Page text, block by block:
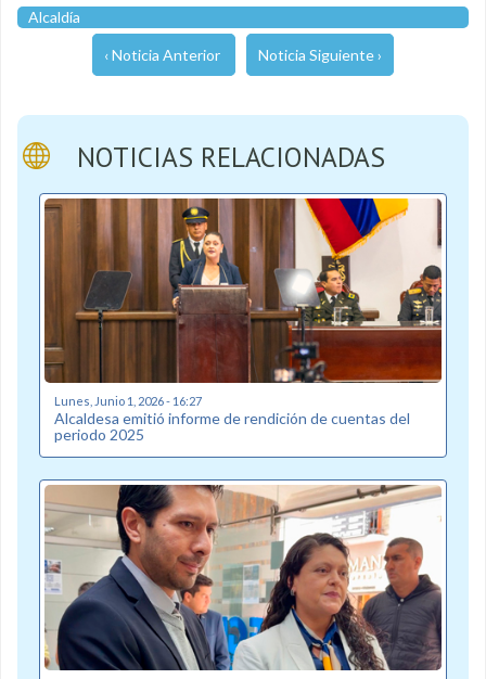
Alcaldía
‹ Noticia Anterior Noticia Siguiente ›
NOTICIAS RELACIONADAS
Lunes, Junio 1, 2026 - 16:27
Alcaldesa emitió informe de rendición de cuentas del
periodo 2025